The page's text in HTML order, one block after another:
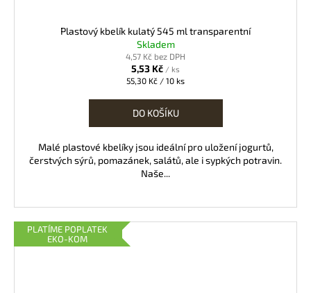
Plastový kbelík kulatý 545 ml transparentní
Skladem
4,57 Kč bez DPH
5,53 Kč / ks
Měrná
55,30 Kč / 10 ks
DO KOŠÍKU
Malé plastové kbelíky jsou ideální pro uložení jogurtů,
čerstvých sýrů, pomazánek, salátů, ale i sypkých potravin.
Naše...
PLATÍME POPLATEK
EKO-KOM